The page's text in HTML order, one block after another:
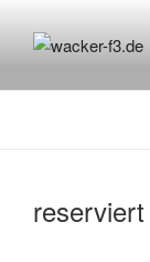
Inhalt